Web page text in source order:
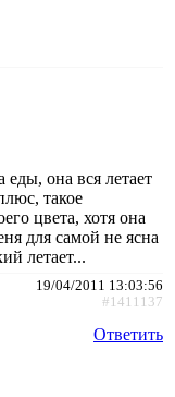
еды, она вся летает
такое
цвета, хотя она
для самой не ясна
летает...
19/04/2011 13:03:56
#1411137
Ответить